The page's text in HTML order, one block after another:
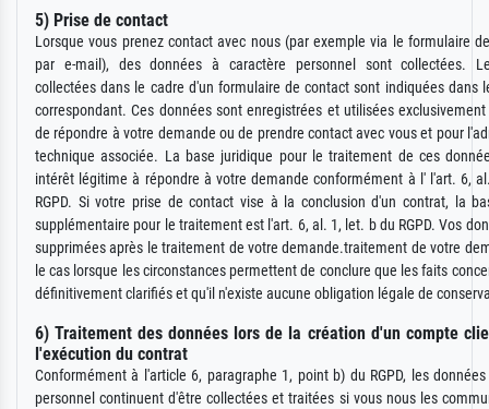
5) Prise de contact
Lorsque vous prenez contact avec nous (par exemple via le formulaire
par e-mail), des données à caractère personnel sont collectées.
collectées dans le cadre d'un formulaire de contact sont indiquées dans
correspondant. Ces données sont enregistrées et utilisées
de répondre à votre demande ou de prendre contact avec vous et pour
technique associée. La base juridique pour le traitement de ces
intérêt légitime à répondre à votre demande conformément à l' l'art. 6,
RGPD. Si votre prise de contact vise à la conclusion d'un contrat, la
supplémentaire pour le traitement est l'art. 6, al. 1, let. b du RGPD. Vos
supprimées après le traitement de votre demande.traitement de votre
le cas lorsque les circonstances permettent de conclure que les faits
définitivement clarifiés et qu'il n'existe aucune obligation légale de
6) Traitement des données lors de la création d'un compte
l'exécution du contrat
Conformément à l'article 6, paragraphe 1, point b) du RGPD, les
personnel continuent d'être collectées et traitées si vous nous les